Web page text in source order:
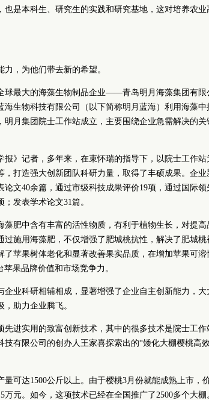
是本科生、研究生的实践和研究基地，这对培养农业
，为他们带去新的希望。
球最大的海藻生物制品企业——青岛明月海藻集团有限
海生物科技有限公司（以下简称明月蓝海）利用海藻中
明月集团院士工作站成立，主要围绕企业急需解决的关
报》记者，多年来，在束怀瑞的指导下，以院士工作站
打造强大创新团队科研力量，取得了丰硕成果。企业
文40余篇，通过市级科技成果评价19项，通过国际领
发表学术论文31篇。
藻肥中含有丰富的活性物质，有利于植物生长，对提高
施用海藻肥，不仅增强了肥城桃抗性，解决了肥城桃
苹果树体老化和显著改善果实品质，在增加苹果可溶
果品牌价值和市场竞争力。
业科研相辅相成，显著增强了企业自主创新能力，大
助力企业腾飞。
先进实用的致富创新技术，其中的很多技术是院士工作
有限公司的创办人王家喜探索出的“矮化大棚樱桃高
可达1500公斤以上。由于樱桃3月份就能成熟上市，
元。如今，这项技术已经在全国推广了2500多个大棚